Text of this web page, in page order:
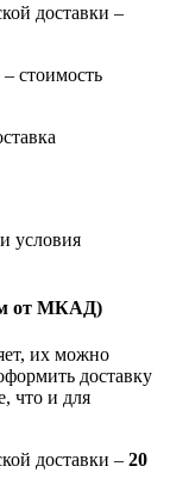
доставки –
стоимость
условия
от МКАД)
их можно
доставку
что и для
доставки – 20